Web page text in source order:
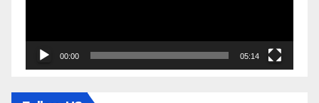
00:00 05:14